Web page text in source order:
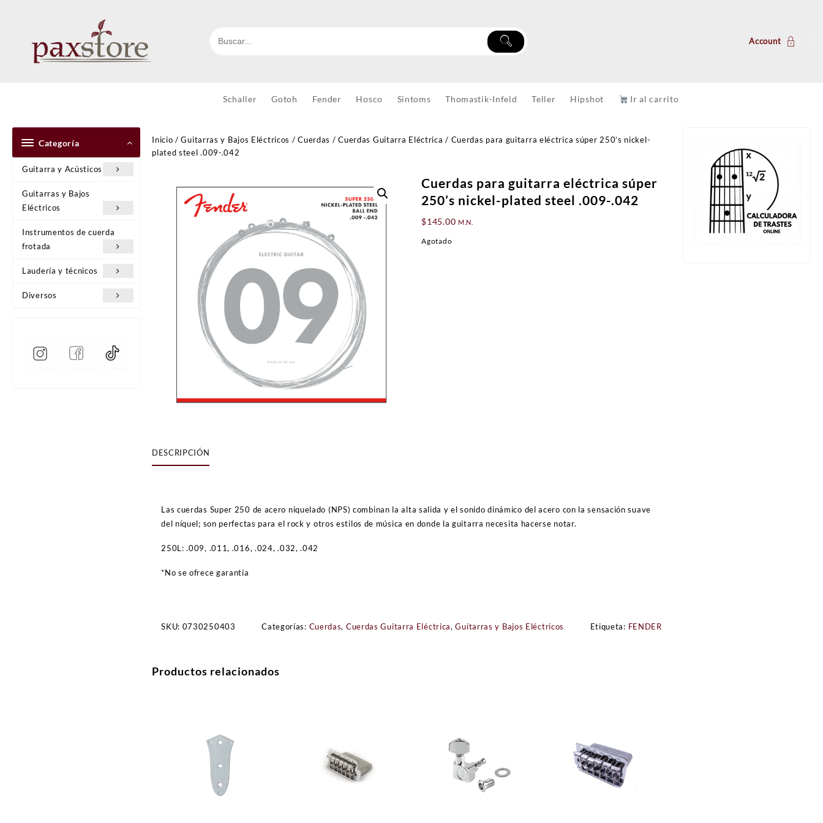
Account
Schaller Gotoh Fender Hosco Sintoms Thomastik-Infeld Teller Hipshot Ir al carrito
Categoría
Guitarra y Acústicos
Guitarras y Bajos
Eléctricos
Instrumentos de cuerda
frotada
Laudería y técnicos
Diversos
Inicio /Guitarras y Bajos Eléctricos /Cuerdas /Cuerdas Guitarra Eléctrica / Cuerdas para guitarra eléctrica súper 250’s nickel-
plated steel .009-.042
Cuerdas para guitarra eléctrica súper
250’s nickel-plated steel .009-.042
$145.00 M.N.
Agotado
DESCRIPCIÓN
Las cuerdas Super 250 de acero niquelado (NPS) combinan la alta salida y el sonido dinámico del acero con la sensación suave
del níquel; son perfectas para el rock y otros estilos de música en donde la guitarra necesita hacerse notar.
250L: .009, .011, .016, .024, .032, .042
*No se ofrece garantía
SKU: 0730250403 Categorías: Cuerdas, Cuerdas Guitarra Eléctrica,Guitarras y Bajos Eléctricos Etiqueta: FENDER
Productos relacionados